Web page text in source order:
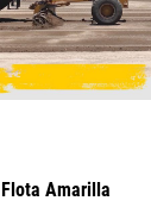
Amarilla